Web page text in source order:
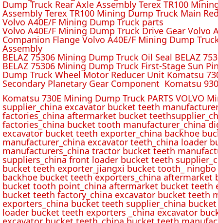
Dump Truck Rear Axle Assembly Terex TR100
Assembly Terex TR100 Mining Dump Truck Main
Volvo A40E/F Mining Dump Truck parts
Volvo A40E/F Mining Dump Truck Drive Gear Volvo
Companion Flange Volvo A40E/F Mining Dump
Assembly
BELAZ 75306 Mining Dump Truck Oil Seal BELAZ
BELAZ 75306 Mining Dump Truck First-Stage Sun
Dump Truck Wheel Motor Reducer Unit Komatsu
Secondary Planetary Gear Component Komatsu
Komatsu 730E Mining Dump Truck PARTS VOLVO
supplier_china excavator bucket teeth
factories_china aftermarket bucket
factories_china bucket tooth manufacturer_china
excavator bucket teeth exporter_china backhoe
manufacturer_china excavator teeth_china loader
manufacturers_china tractor bucket teeth
suppliers_china front loader bucket teeth
bucket teeth exporter_jiangxi bucket tooth_
backhoe bucket teeth exporters_china
bucket tooth point_china aftermarket bucket teeth
bucket teeth factory_china excavator bucket teeth
exporters_china bucket teeth supplier_china
loader bucket teeth exporters _china excavator